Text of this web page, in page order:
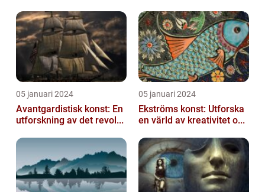
05 januari 2024
Avantgardistisk konst: En
utforskning av det revol...
05 januari 2024
Ekströms konst: Utforska
en värld av kreativitet o...